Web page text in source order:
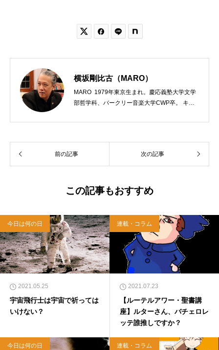
 
横坂剛比古（MARO）
MARO 1979年東京生まれ。慶応義塾大学文学
部哲学科、バークリー音楽大学CWP卒。 キリ
う宗教法人専門の行政書士。2020年7月よりク
「上馬キリスト教会（@kamiumach）」の運営
を行う「まじめ担当」。 著書に『聖書を読んだ
西洋哲学超入門〜』（日本実業出版）、『人生
イヤモンド社）、『世界一ゆるい聖書入門』、
『世界一ゆるい聖書教室』（「ふざけ担当」LE
ONとの共著、講談社）などがある。新著<a hr
ef="https://amzn.to/376F9aC">『ふっと心がラ
クになる 眠れぬ夜の聖書のことば』（大和書
房）</a>２０２２年３月１５日発売。
前の記事 次の記事
この記事もおすすめ
今日は何の日
2021.05.25
宇宙飛行士は宇宙で祈っては
いけない？
連載・コラム
2021.07.23
【ルーテルアワー・聖書講
座】ルターさん、バチェロレ
ッテ誰推しですか？
今日は何の日 連載・コラム